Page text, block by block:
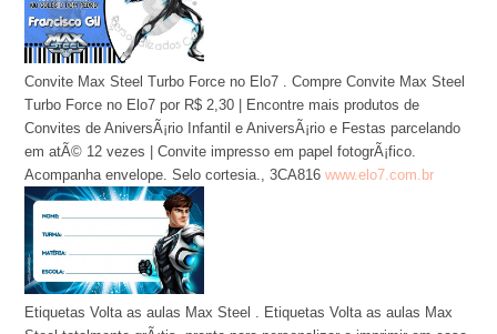
Convite Max Steel Turbo Force no Elo7 . Compre Convite Max Steel
Turbo Force no Elo7 por R$ 2,30 | Encontre mais produtos de
Convites de AniversÃ¡rio Infantil e AniversÃ¡rio e Festas parcelando
em atÃ© 12 vezes | Convite impresso em papel fotogrÃ¡fico.
Acompanha envelope. Selo cortesia., 3CA816 www.elo7.com.br
Etiquetas Volta as aulas Max Steel . Etiquetas Volta as aulas Max